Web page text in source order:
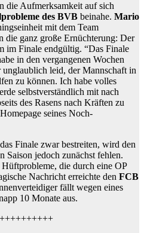
die Aufmerksamkeit auf sich
des BVB beinahe. Mario
mit dem Team
die ganz große Ernüchterung: Der
im Finale endgültig. “Das Finale
in den vergangenen Wochen
leid, der Mannschaft in
zu können. Ich habe volles
selbstverständlich mit nach
des Rasens nach Kräften zu
seines Noch-
Finale zwar bestreiten, wird den
Saison jedoch zunächst fehlen.
die durch eine OP
Nachricht erreichte den FCB
fällt wegen eines
10 Monate aus.